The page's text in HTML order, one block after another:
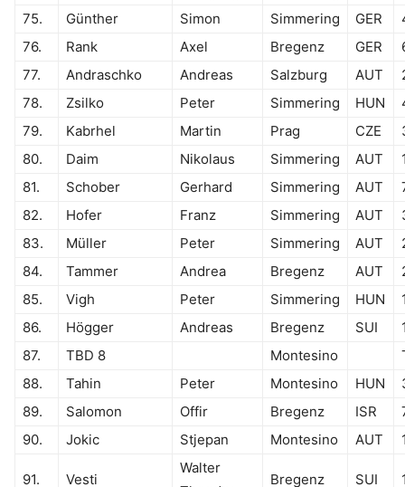
75.
Günther Simon Simmering GER
76.
Rank Axel Bregenz GER
77.
Andraschko Andreas Salzburg AUT
78.
Zsilko Peter Simmering HUN
79.
Kabrhel Martin Prag CZE
80.
Daim Nikolaus Simmering AUT
81.
Schober Gerhard Simmering AUT
82.
Hofer Franz Simmering AUT
83.
Müller Peter Simmering AUT
84.
Tammer Andrea Bregenz AUT
85.
Vigh Peter Simmering HUN
86.
Högger Andreas Bregenz SUI
87.
TBD 8 Montesino
88.
Tahin Peter Montesino HUN
89.
Salomon Offir Bregenz ISR
90.
Jokic Stjepan Montesino AUT
91. Vesti
Walter
Bregenz SUI